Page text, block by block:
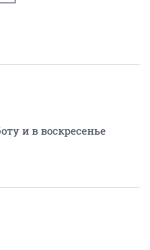
и в воскресенье